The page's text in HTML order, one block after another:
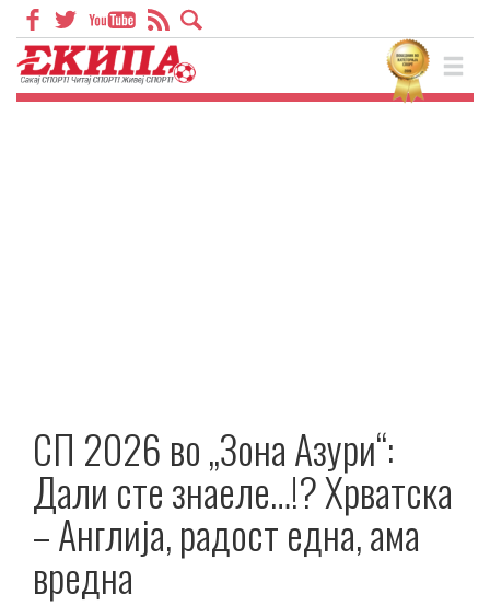
СП 2026 во „Зона Азури“:
Дали сте знаеле…!? Хрватска
– Англија, радост една, ама
вредна